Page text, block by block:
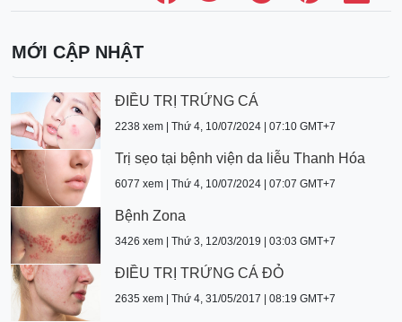
MỚI CẬP NHẬT
ĐIỀU TRỊ TRỨNG CÁ
2238 xem | Thứ 4, 10/07/2024 | 07:10 GMT+7
Trị sẹo tại bệnh viện da liễu Thanh Hóa
6077 xem | Thứ 4, 10/07/2024 | 07:07 GMT+7
Bệnh Zona
3426 xem | Thứ 3, 12/03/2019 | 03:03 GMT+7
ĐIỀU TRỊ TRỨNG CÁ ĐỎ
2635 xem | Thứ 4, 31/05/2017 | 08:19 GMT+7